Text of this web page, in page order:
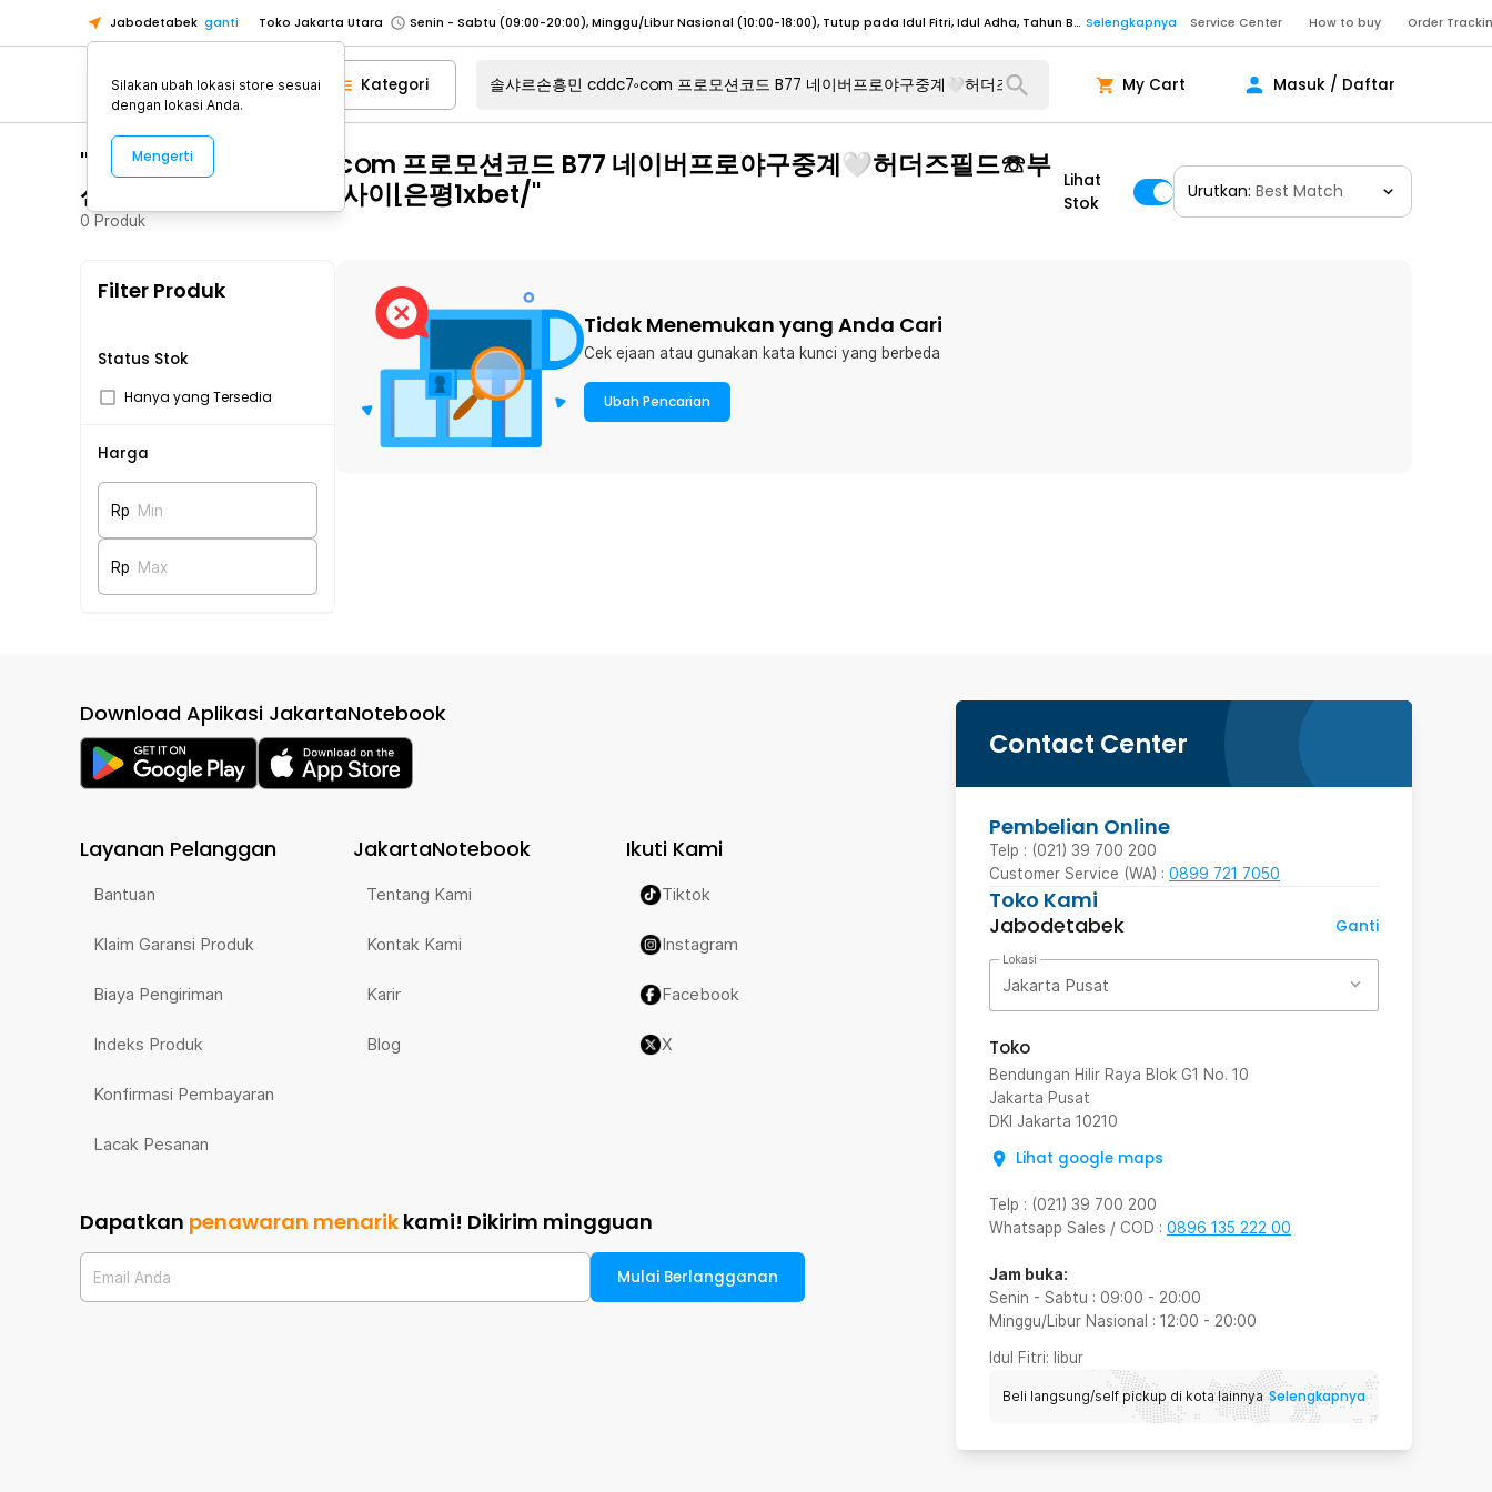
Jabodetabek ganti Toko Jakarta Utara Senin - Sabtu (09:00-20:00), Minggu/Libur Nasional (10:00-18:00), Tutup pada Idul Fitri, Idul Adha, Tahun Baru Selengkapnya
Toko Tangerang
Toko Cikupa
Senin - Jumat (10:00-20:00), Sabtu - Minggu dan Libur Nasional (10:00-18:00), Tutup pada Idul Fitri, Idul Adha, Tahun Baru
Selengkapnya
Pick n Go Jakarta Barat
Senin - Jumat (07:00 - 20:00), Sabtu - Minggu (08:00 - 20:00), Tutup pada Idul Fitri Selengkapnya
Pick n Go Bekasi
Senin - Jumat (08:00 - 20:00), Sabtu - Minggu/ Libur Nasional (08:00 - 17:00) Selengkapnya
Pick n Go Depok
Senin - Jumat (08:00 - 20:00), Sabtu - Minggu/ Libur Nasional (08:00 - 17:00)
Pick n Go Jakarta Barat
Senin - Jumat (07:00 - 20:00), Sabtu - Minggu (08:00 - 20:00), Tutup pada Idul Fitri
Senin - Jumat (08:00 - 20:00), Sabtu - Minggu/ Libur Nasional (08:00 - 17:00)
Service Center How to buy Order
Kategori My Cart Masuk / Daftar
"솔샤르손흥민 cddc7༚cഠm 프로모션코드 B77 네이버프로야구중계🤍허더즈필드☏부
산중구1xbetǍ군포다이사이⌊은평1xbet/"
0 Produk
Lihat
Stok
Urutkan: Best Match
Filter Produk
Status Stok
Hanya yang Tersedia
Harga
Rp Min
Rp Max
Tidak Menemukan yang Anda Cari
Cek ejaan atau gunakan kata kunci yang berbeda
Ubah Pencarian
Contact Center
Pembelian Online
Telp : (021) 39 700 200
Customer Service (WA) : 0899 721 7050
Toko Kami
Jabodetabek
Ganti
Lokasi
Jakarta Pusat
Toko
Bendungan Hilir Raya Blok G1 No. 10
Jakarta Pusat
DKI Jakarta 10210
Lihat google maps
Telp : (021) 39 700 200
Whatsapp Sales / COD : 0896 135 222 00
Jam buka:
Senin - Sabtu : 09:00 - 20:00
Minggu/Libur Nasional : 12:00 - 20:00
Idul Fitri: libur
Beli langsung/self pickup di kota lainnya Selengkapnya
Download Aplikasi JakartaNotebook
Layanan Pelanggan
Bantuan
Klaim Garansi Produk
Biaya Pengiriman
Indeks Produk
Konfirmasi Pembayaran
Lacak Pesanan
JakartaNotebook
Tentang Kami
Kontak Kami
Karir
Blog
Ikuti Kami
Tiktok
Instagram
Facebook
X
Dapatkan penawaran menarik kami! Dikirim mingguan
Email Anda Mulai Berlangganan
Silakan ubah lokasi store sesuai
dengan lokasi Anda.
Mengerti